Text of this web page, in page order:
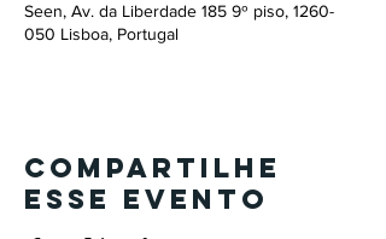
Seen, Av. da Liberdade 185 9º piso, 1260-
050 Lisboa, Portugal
Compartilhe
esse evento